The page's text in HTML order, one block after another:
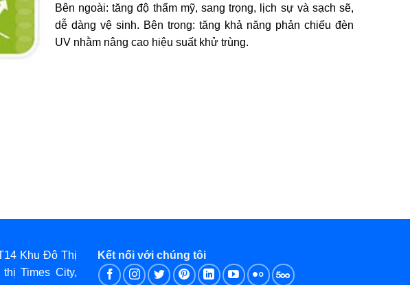
Bên ngoài: tăng độ thẩm mỹ, sang trọng, lịch sự và sạch sẽ,
dễ dàng vệ sinh. Bên trong: tăng khả năng phản chiếu đèn
UV nhằm nâng cao hiệu suất khử trùng.
Khu Đô Thị
Times City,
Kết nối với chúng tôi